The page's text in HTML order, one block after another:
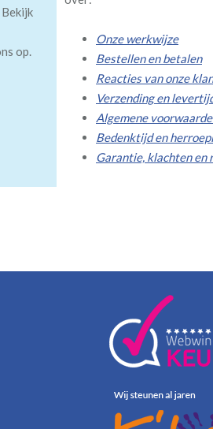
op.
Onze werkwijze
Bestellen en betalen
Reacties van onze
Verzending en
Algemene
Bedenktijd en
Garantie, klachten en